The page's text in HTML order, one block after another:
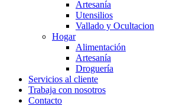
Artesanía
Utensilios
Vallado y Ocultacion
Hogar
Alimentación
Artesanía
Droguería
Servicios al cliente
Trabaja con nosotros
Contacto